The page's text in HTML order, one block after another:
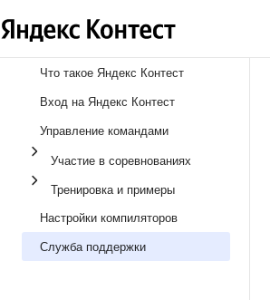
Что такое Яндекс Контест
Вход на Яндекс Контест
Управление командами
Участие в соревнованиях
Тренировка и примеры
Настройки компиляторов
Служба поддержки